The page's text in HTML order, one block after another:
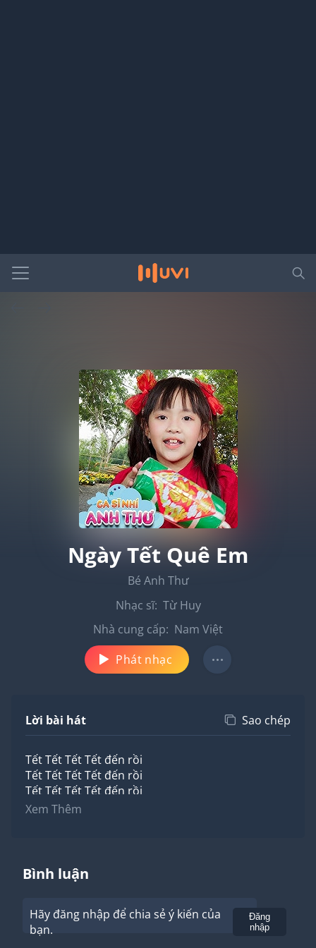
Ngày Tết Quê Em
Bé Anh Thư
Nhạc sĩ: Từ Huy
Nhà cung cấp: Nam Việt
Phát nhạc
Lời bài hát Sao chép
Tết Tết Tết Tết đến rồi
Tết Tết Tết Tết đến rồi
Tết Tết Tết Tết đến rồi
Tết đến trong tim mọi người
Đàn em thơ khoe áo mới
Chạy tung tăng vui pháo hoa
Người ra Trung, ra Bắc, vô Nam
Dù đi đâu ai cũng nhớ
Xem Thêm
Bình luận
Hãy đăng nhập để chia sẻ ý kiến của
bạn.
Đăng
nhập